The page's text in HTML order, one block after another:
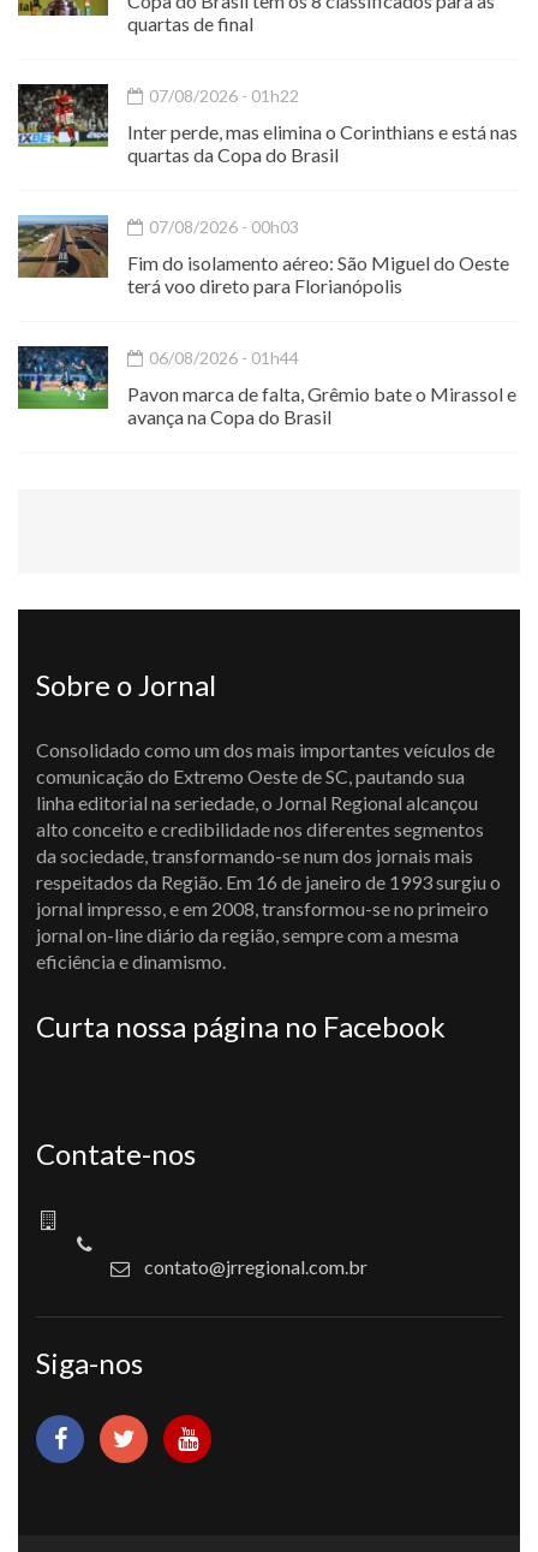
quartas de final
07/08/2026 - 01h22
Inter perde, mas elimina o Corinthians e está nas
quartas da Copa do Brasil
07/08/2026 - 00h03
Fim do isolamento aéreo: São Miguel do Oeste
terá voo direto para Florianópolis
06/08/2026 - 01h44
Pavon marca de falta, Grêmio bate o Mirassol e
avança na Copa do Brasil
Sobre o Jornal
Consolidado como um dos mais importantes veículos de
comunicação do Extremo Oeste de SC, pautando sua
linha editorial na seriedade, o Jornal Regional alcançou
alto conceito e credibilidade nos diferentes segmentos
da sociedade, transformando-se num dos jornais mais
respeitados da Região. Em 16 de janeiro de 1993 surgiu o
jornal impresso, e em 2008, transformou-se no primeiro
jornal on-line diário da região, sempre com a mesma
eficiência e dinamismo.
Curta nossa página no Facebook
Contate-nos
contato@jrregional.com.br
Siga-nos